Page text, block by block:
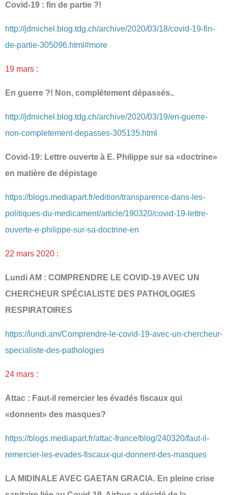
Covid-19 : fin de partie ?!
http://jdmichel.blog.tdg.ch/archive/2020/03/18/covid-19-fin-
de-partie-305096.html#more
19 mars :
En guerre ?! Non, complètement dépassés..
http://jdmichel.blog.tdg.ch/archive/2020/03/19/en-guerre-
non-completement-depasses-305135.html
Covid-19: Lettre ouverte à E. Philippe sur sa «doctrine»
en matière de dépistage
https://blogs.mediapart.fr/edition/transparence-dans-les-
politiques-du-medicament/article/190320/covid-19-lettre-
ouverte-e-philippe-sur-sa-doctrine-en
22 mars 2020 :
Lundi AM : COMPRENDRE LE COVID-19 AVEC UN
CHERCHEUR SPÉCIALISTE DES PATHOLOGIES
RESPIRATOIRES
https://lundi.am/Comprendre-le-covid-19-avec-un-chercheur-
specialiste-des-pathologies
24 mars :
Attac : Faut-il remercier les évadés fiscaux qui
«donnent» des masques?
https://blogs.mediapart.fr/attac-france/blog/240320/faut-il-
remercier-les-evades-fiscaux-qui-donnent-des-masques
LA MIDINALE AVEC GAETAN GRACIA. En pleine crise